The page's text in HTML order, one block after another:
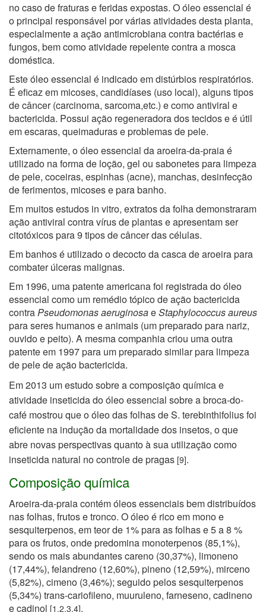
no caso de fraturas e feridas expostas. O óleo essencial é
o principal responsável por várias atividades desta planta,
especialmente a ação antimicrobiana contra bactérias e
fungos, bem como atividade repelente contra a mosca
doméstica.
Este óleo essencial é indicado em distúrbios respiratórios.
É eficaz em micoses, candidíases (uso local), alguns tipos
de câncer (carcinoma, sarcoma,etc.) e como antiviral e
bactericida. Possui ação regeneradora dos tecidos e é útil
em escaras, queimaduras e problemas de pele.
Externamente, o óleo essencial da aroeira-da-praia é
utilizado na forma de loção, gel ou sabonetes para limpeza
de pele, coceiras, espinhas (acne), manchas, desinfecção
de ferimentos, micoses e para banho.
Em muitos estudos in vitro, extratos da folha demonstraram
ação antiviral contra vírus de plantas e apresentam ser
citotóxicos para 9 tipos de câncer das células.
Em banhos é utilizado o decocto da casca de aroeira para
combater úlceras malignas.
Em 1996, uma patente americana foi registrada do óleo
essencial como um remédio tópico de ação bactericida
contraPseudomonas aeruginosaeStaphylococcus aureus
para seres humanos e animais (um preparado para nariz,
ouvido e peito). A mesma companhia criou uma outra
patente em 1997 para um preparado similar para limpeza
de pele de ação bactericida.
Em2013 um estudo sobre a composição química e
atividade inseticida do óleo essencial sobre a broca-do-
café mostrou que o óleodas folhas de S. terebinthifolius foi
eficiente na indução da mortalidade dos insetos, o que
abre novas perspectivas quanto à sua utilização como
inseticida natural no controle de pragas [9].
Composição química
Aroeira-da-praia contém óleos essenciais bem distribuídos
nas folhas, frutos e tronco. O óleo é rico em mono e
sesquiterpenos, em teor de 1% para as folhas e 5 a 8 %
para os frutos, onde predomina monoterpenos (85,1%),
sendo os mais abundantes careno (30,37%), limoneno
(17,44%), felandreno (12,60%), pineno (12,59%), mirceno
(5,82%), cimeno (3,46%); seguido pelos sesquiterpenos
(5,34%) trans-cariofileno, muuruleno, farneseno, cadineno
e cadinol [1,2,3,4].